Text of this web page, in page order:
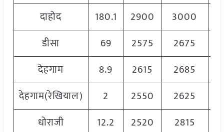
दाहोद
180.1 2900 3000
डीसा
69 2575 2675
देहगाम
8.9 2615 2685
देहगाम(रेखियाल)
2 2550 2625
धोराजी
12.2 2520 2815